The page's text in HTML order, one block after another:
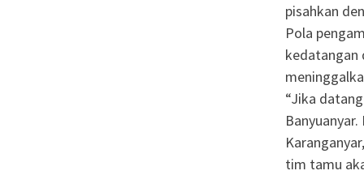
pisahkan
Pola
kedatangan
“Jika
tim tamu